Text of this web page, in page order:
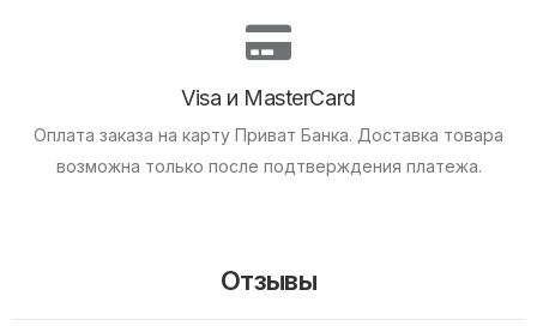
Visa и MasterCard
Оплата заказа на карту Приват Банка. Доставка товара
возможна только после подтверждения платежа.
Отзывы